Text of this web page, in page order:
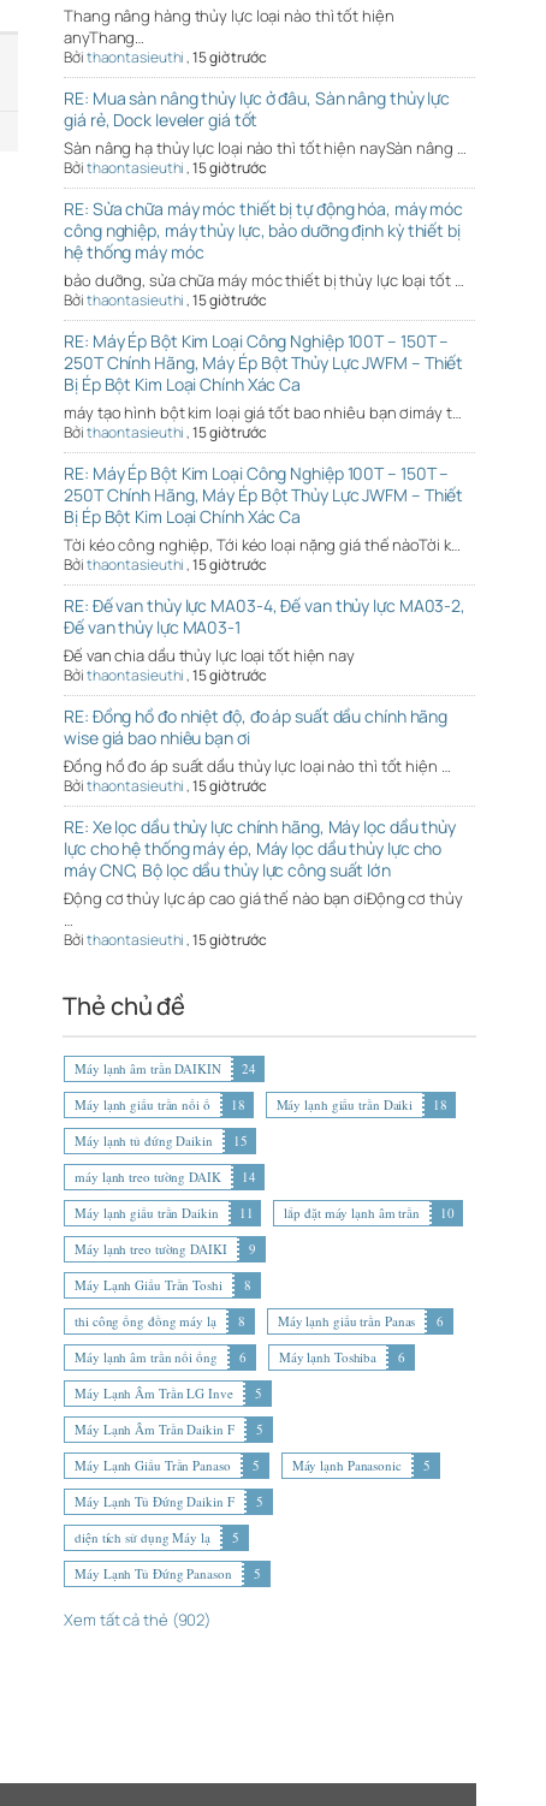
Thang nâng hàng thủy lực loại nào thì tốt hiện
anyThang…
Bởithaontasieuthi,15 giờ trước
RE: Mua sàn nâng thủy lực ở đâu, Sàn nâng thủy lực
giá rẻ, Dock leveler giá tốt
Sàn nâng hạ thủy lực loại nào thì tốt hiện naySàn nâng …
Bởithaontasieuthi,15 giờ trước
RE: Sửa chữa máy móc thiết bị tự động hóa, máy móc
công nghiệp, máy thủy lực, bảo dưỡng định kỳ thiết bị
hệ thống máy móc
bảo dưỡng, sửa chữa máy móc thiết bị thủy lực loại tốt …
Bởithaontasieuthi,15 giờ trước
RE: Máy Ép Bột Kim Loại Công Nghiệp 100T – 150T –
250T Chính Hãng, Máy Ép Bột Thủy Lực JWFM – Thiết
Bị Ép Bột Kim Loại Chính Xác Ca
máy tạo hình bột kim loại giá tốt bao nhiêu bạn ơimáy t…
Bởithaontasieuthi,15 giờ trước
RE: Máy Ép Bột Kim Loại Công Nghiệp 100T – 150T –
250T Chính Hãng, Máy Ép Bột Thủy Lực JWFM – Thiết
Bị Ép Bột Kim Loại Chính Xác Ca
Tời kéo công nghiệp, Tới kéo loại nặng giá thế nàoTời k…
Bởithaontasieuthi,15 giờ trước
RE: Đế van thủy lực MA03-4, Đế van thủy lực MA03-2,
Đế van thủy lực MA03-1
Đế van chia dầu thủy lực loại tốt hiện nay
Bởithaontasieuthi,15 giờ trước
RE: Đồng hồ đo nhiệt độ, đo áp suất dầu chính hãng
wise giá bao nhiêu bạn ơi
Đồng hồ đo áp suất dầu thủy lực loại nào thì tốt hiện …
Bởithaontasieuthi,15 giờ trước
RE: Xe lọc dầu thủy lực chính hãng, Máy lọc dầu thủy
lực cho hệ thống máy ép, Máy lọc dầu thủy lực cho
máy CNC, Bộ lọc dầu thủy lực công suất lớn
Động cơ thủy lực áp cao giá thế nào bạn ơiĐộng cơ thủy
…
Bởithaontasieuthi,15 giờ trước
Thẻ chủ đề
Máy lạnh âm trần DAIKIN
24
Máy lạnh giấu trần nối ố
18 Máy lạnh giấu trần Daiki
18
Máy lạnh tủ đứng Daikin
15
máy lạnh treo tường DAIK
14
Máy lạnh giấu trần Daikin
11 lắp đặt máy lạnh âm trần
10
Máy lạnh treo tường DAIKI
9
Máy Lạnh Giấu Trần Toshi
8
thi công ống đồng máy lạ
8 Máy lạnh giấu trần Panas
6
Máy lạnh âm trần nối ống
6 Máy lạnh Toshiba
6
Máy Lạnh Âm Trần LG Inve
5
Máy Lạnh Âm Trần Daikin F
5
Máy Lạnh Giấu Trần Panaso
5 Máy lạnh Panasonic
5
Máy Lạnh Tủ Đứng Daikin F
5
diện tích sử dụng Máy lạ
5
Máy Lạnh Tủ Đứng Panason
5
Xem tất cả thẻ (902)